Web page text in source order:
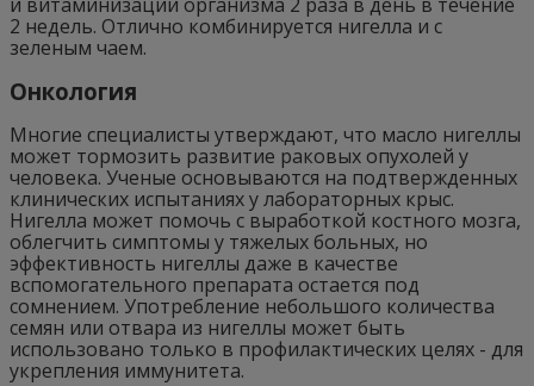
2 недель. Отлично комбинируется нигелла и с
зеленым чаем.
Онкология
Многие специалисты утверждают, что масло нигеллы
может тормозить развитие раковых опухолей у
человека. Ученые основываются на подтвержденных
клинических испытаниях у лабораторных крыс.
Нигелла может помочь с выработкой костного мозга,
облегчить симптомы у тяжелых больных, но
эффективность нигеллы даже в качестве
вспомогательного препарата остается под
сомнением. Употребление небольшого количества
семян или отвара из нигеллы может быть
использовано только в профилактических целях - для
укрепления иммунитета.